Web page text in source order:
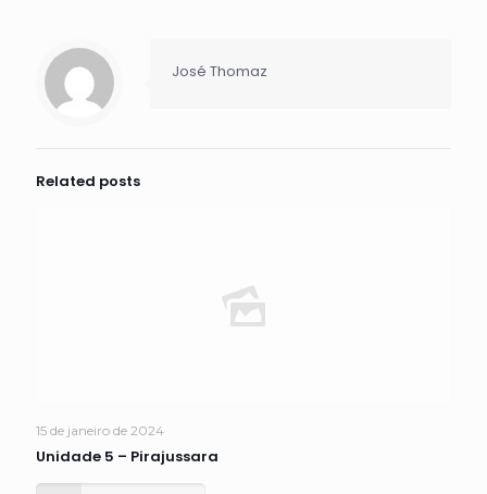
José Thomaz
Related posts
15 de janeiro de 2024
Unidade 5 – Pirajussara